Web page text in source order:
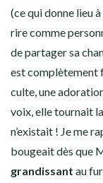
(ce qui donne lieu
rire comme
de partager sa
est complètement
culte, une
voix, elle tournait
n’existait ! Je me
bougeait dès que
grandissant au